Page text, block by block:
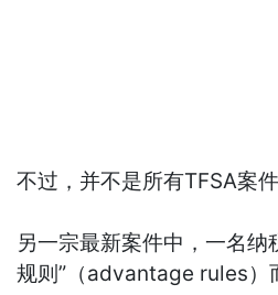
不过，并不是所有TFSA案
另一宗最新案件中，一名纳
规则”（advantage rules）